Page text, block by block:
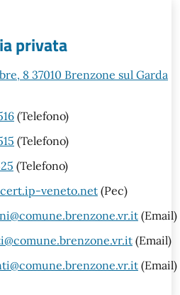
privata
8 37010 Brenzone sul Garda
(Telefono)
(Telefono)
(Telefono)
veneto.net (Pec)
(Email)
(Email)
(Email)